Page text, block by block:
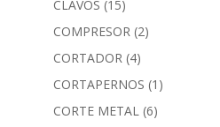
CLAVOS (15)
COMPRESOR (2)
CORTADOR (4)
CORTAPERNOS (1)
CORTE METAL (6)